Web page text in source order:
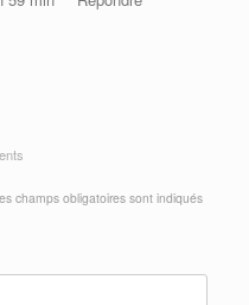
champs obligatoires sont indiqués